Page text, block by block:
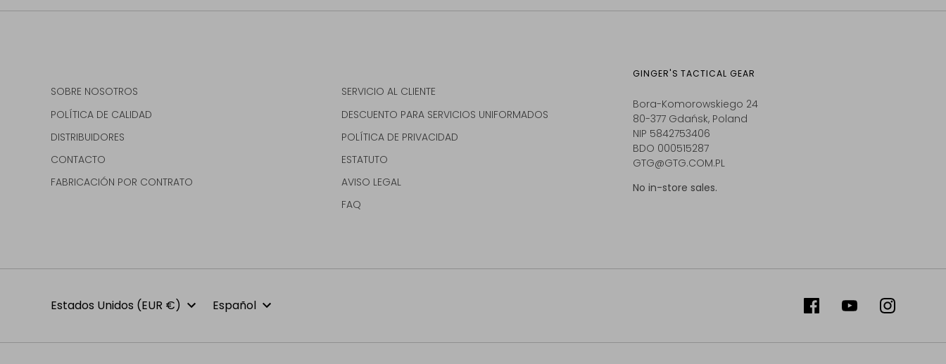
SOBRE NOSOTROS
POLÍTICA DE CALIDAD
DISTRIBUIDORES
CONTACTO
FABRICACIÓN POR CONTRATO
SERVICIO AL CLIENTE
DESCUENTO PARA SERVICIOS UNIFORMADOS
POLÍTICA DE PRIVACIDAD
ESTATUTO
AVISO LEGAL
FAQ
GINGER'S TACTICAL GEAR
Bora-Komorowskiego 24
80-377 Gdańsk, Poland
NIP 5842753406
BDO 000515287
GTG@GTG.COM.PL
No in-store sales.
Moneda
Estados Unidos (EUR €) Idioma
Español